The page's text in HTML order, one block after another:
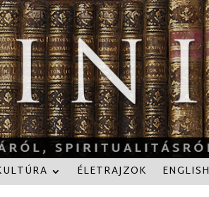
ÉLETRAJZOK ENGLISH